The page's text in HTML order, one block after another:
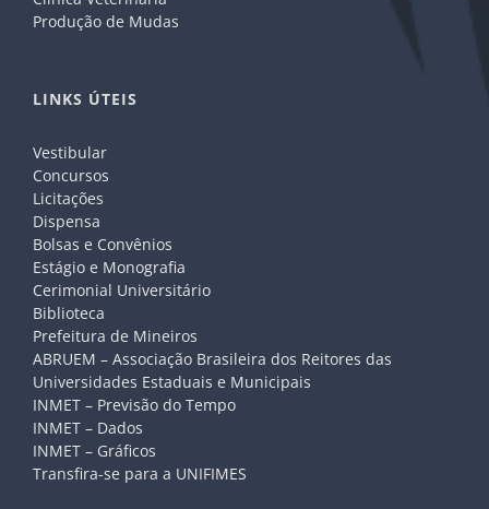
Produção de Mudas
LINKS ÚTEIS
Vestibular
Concursos
Licitações
Dispensa
Bolsas e Convênios
Estágio e Monografia
Cerimonial Universitário
Biblioteca
Prefeitura de Mineiros
ABRUEM – Associação Brasileira dos Reitores das
Universidades Estaduais e Municipais
INMET – Previsão do Tempo
INMET – Dados
INMET – Gráficos
Transfira-se para a UNIFIMES